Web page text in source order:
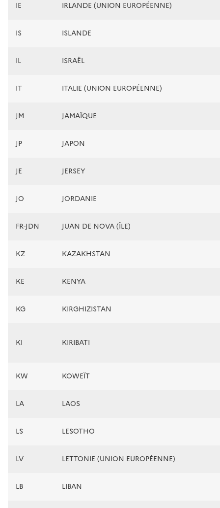
IE IRLANDE (UNION EUROPÉENNE)
IS ISLANDE
IL ISRAËL
IT ITALIE (UNION EUROPÉENNE)
JM JAMAÏQUE
JP JAPON
JE JERSEY
JO JORDANIE
FR-JDN JUAN DE NOVA (ÎLE)
KZ KAZAKHSTAN
KE KENYA
KG KIRGHIZISTAN
KI KIRIBATI
KW KOWEÏT
LA LAOS
LS LESOTHO
LV LETTONIE (UNION EUROPÉENNE)
LB LIBAN